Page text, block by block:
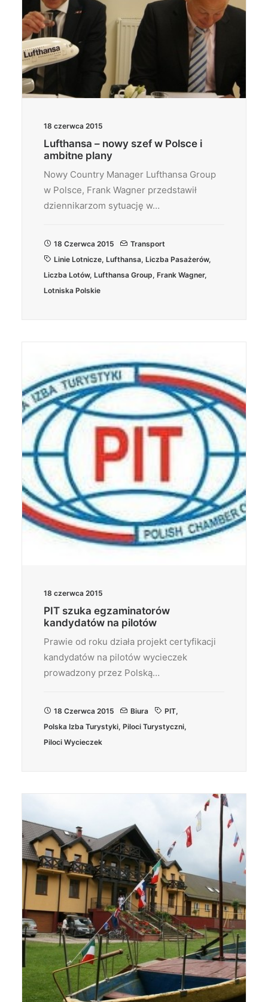
18 czerwca 2015
Lufthansa – nowy szef w Polsce i
ambitne plany
Nowy Country Manager Lufthansa Group
w Polsce, Frank Wagner przedstawił
dziennikarzom sytuację w…
18 Czerwca 2015
Transport
Linie Lotnicze, Lufthansa, Liczba Pasażerów,
Liczba Lotów, Lufthansa Group, Frank Wagner,
Lotniska Polskie
18 czerwca 2015
PIT szuka egzaminatorów
kandydatów na pilotów
Prawie od roku działa projekt certyfikacji
kandydatów na pilotów wycieczek
prowadzony przez Polską…
18 Czerwca 2015 Biura PIT,
Polska Izba Turystyki, Piloci Turystyczni,
Piloci Wycieczek